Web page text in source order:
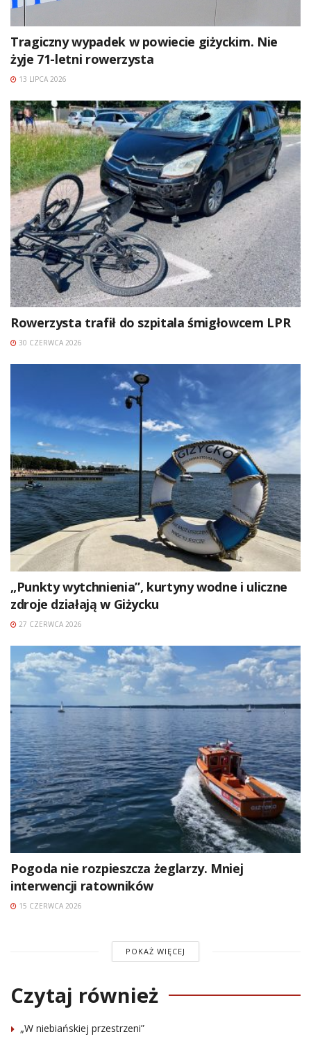
Tragiczny wypadek w powiecie giżyckim. Nie
żyje 71-letni rowerzysta
13 LIPCA 2026
Rowerzysta trafił do szpitala śmigłowcem LPR
30 CZERWCA 2026
„Punkty wytchnienia”, kurtyny wodne i uliczne
zdroje działają w Giżycku
27 CZERWCA 2026
Pogoda nie rozpieszcza żeglarzy. Mniej
interwencji ratowników
15 CZERWCA 2026
POKAŻ WIĘCEJ
Czytaj również
„W niebiańskiej przestrzeni”